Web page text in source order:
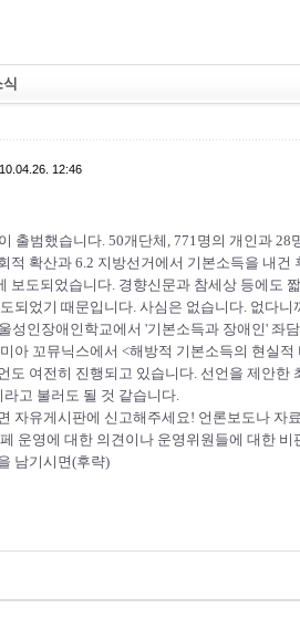
12:46
이 출범했습니다. 50개단체, 771명의 개인과
적 확산과 6.2 지방선거에서 기본소득을 내
보도되었습니다. 경향신문과 참세상 등에도
되었기 때문입니다. 사심은 없습니다. 없다니
성인장애인학교에서 '기본소득과 장애인' 좌
아 꼬뮤닉스에서 <해방적 기본소득의 현실
도 여전히 진행되고 있습니다. 선언을 제안한
고 불러도 될 것 같습니다.
자유게시판에 신고해주세요! 언론보도나 자
운영에 대한 의견이나 운영위원들에 대한
남기시면(후략)